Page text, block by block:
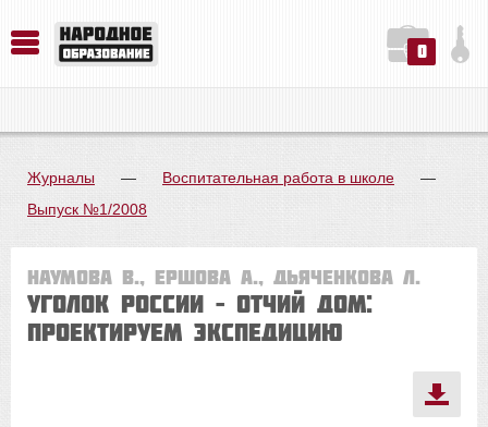
0
Журналы — Воспитательная работа в школе
—
Выпуск №1/2008
Наумова В., Ершова А., Дьяченкова Л.
Уголок России – отчий дом:
проектируем экспедицию